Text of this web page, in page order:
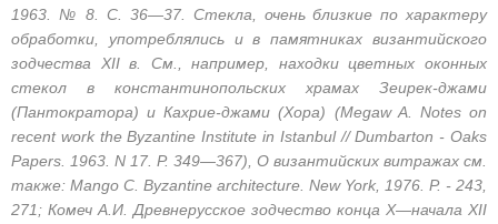
1963. № 8. С. 36—37. Стекла, очень близкие по характеру
обработки, употреблялись и в памятниках византийского
зодчества XII в. См., например, находки цветных оконных
стекол в константинопольских храмах Зеирек-джами
(Пантократора) и Кахрие-джами (Хора) (Megaw A. Notes on
recent work the Byzantine Institute in Istanbul // Dumbarton - Oaks
Papers. 1963. N 17. P. 349—367), О византийских витражах см.
также: Mango С. Byzantine architecture. New York, 1976. P. - 243,
271; Комеч А.И. Древнерусское зодчество конца X—начала XII